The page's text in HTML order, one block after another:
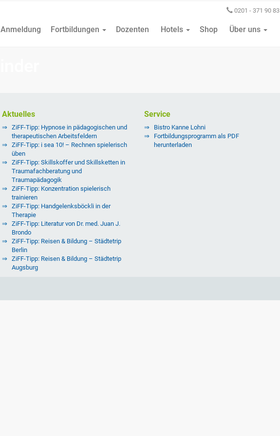
0201 - 371 90 83
Anmeldung Fortbildungen Dozenten Hotels Shop Über uns
Aktuelles
ZiFF-Tipp: Hypnose in pädagogischen und
therapeutischen Arbeitsfeldern
ZiFF-Tipp: i sea 10! – Rechnen spielerisch
üben
ZiFF-Tipp: Skillskoffer und Skillsketten in
Traumafachberatung und
Traumapädagogik
ZiFF-Tipp: Konzentration spielerisch
trainieren
ZiFF-Tipp: Handgelenksböckli in der
Therapie
ZiFF-Tipp: Literatur von Dr. med. Juan J.
Brondo
ZiFF-Tipp: Reisen & Bildung – Städtetrip
Berlin
ZiFF-Tipp: Reisen & Bildung – Städtetrip
Augsburg
Service
Bistro Kanne Lohni
Fortbildungsprogramm als PDF
herunterladen